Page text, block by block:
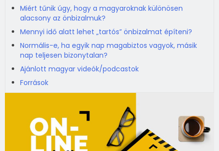
Miért tűnik úgy, hogy a magyaroknak különösen
alacsony az önbizalmuk?
Mennyi idő alatt lehet „tartós” önbizalmat építeni?
Normális-e, ha egyik nap magabiztos vagyok, másik
nap teljesen bizonytalan?
Ajánlott magyar videók/podcastok
Források